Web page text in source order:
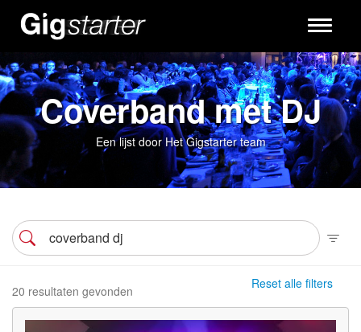
Toggle
Coverband met DJ
Een lijst door Het Gigstarter team
Reset alle filters
20 resultaten gevonden